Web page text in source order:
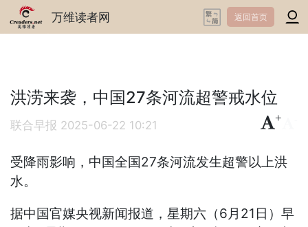
万维读者网 返回首页
洪涝来袭，中国27条河流超警戒水位
联合早报 2025-06-22 10:21
+
受降雨影响，中国全国27条河流发生超警以上洪
水。
据中国官媒央视新闻报道，星期六（6月21日）早